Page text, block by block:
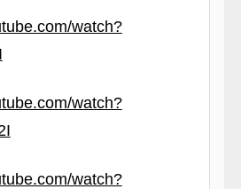
watch?
watch?
watch?